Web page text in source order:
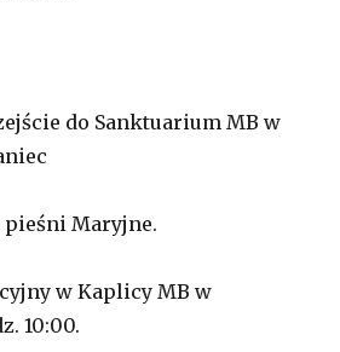
do Sanktuarium MB w
Maryjne.
w Kaplicy MB w
10:00.